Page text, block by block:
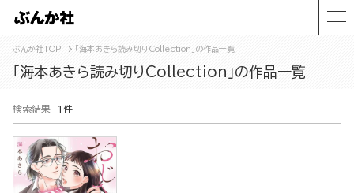
ぶんか社TOP 「海本あきら読み切りCollection」の作品一覧
「海本あきら読み切りCollection」の作品一覧
検索結果 1件